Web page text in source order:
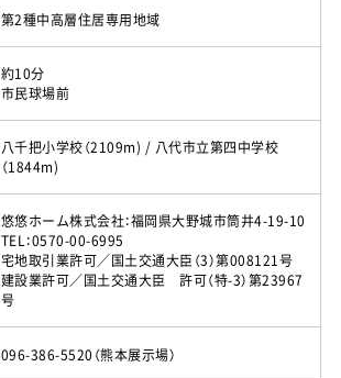
第2種中高層住居専用地域
約10分
市民球場前
八千把小学校（2109m) / 八代市立第四中学校
（1844m)
悠悠ホーム株式会社：福岡県大野城市筒井4-19-10
TEL：0570-00-6995
宅地取引業許可／国土交通大臣（3）第008121号
建設業許可／国土交通大臣 許可（特-3）第23967
号
096-386-5520（熊本展示場）